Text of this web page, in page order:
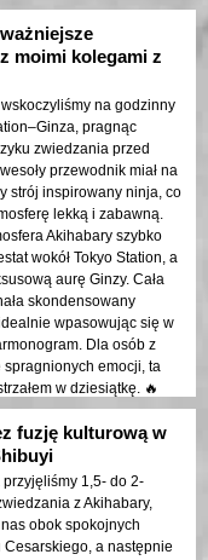
niezapomnianej randki w
moimi kolegami z
na godzinny
pragnąc
zwiedzania przed
przewodnik miał na
strój inspirowany ninja, co
lekką i zabawną.
Akihabary szybko
wokół Tokyo Station, a
aurę Ginzy. Cała
skondensowany
wpasowując się w
Dla osób z
spragnionych emocji, ta
w dziesiątkę. 🔥
fuzję kulturową w
1,5- do 2-
z Akihabary,
obok spokojnych
Cesarskiego, a następnie